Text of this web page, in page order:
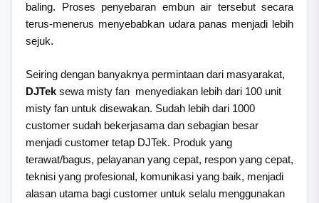
baling. Proses penyebaran embun air tersebut secara
terus-menerus menyebabkan udara panas menjadi lebih
sejuk.
Seiring dengan banyaknya permintaan dari masyarakat,
DJTek sewa misty fan menyediakan lebih dari 100 unit
misty fan untuk disewakan. Sudah lebih dari 1000
customer sudah bekerjasama dan sebagian besar
menjadi customer tetap DJTek. Produk yang
terawat/bagus, pelayanan yang cepat, respon yang cepat,
teknisi yang profesional, komunikasi yang baik, menjadi
alasan utama bagi customer untuk selalu menggunakan